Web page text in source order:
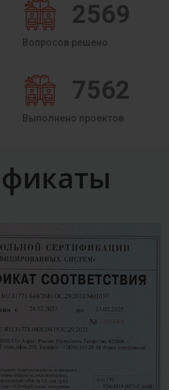
2569
Вопросов решено
7562
Выполнено проектов